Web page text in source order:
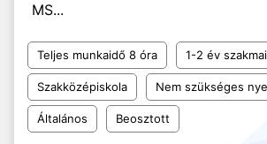
MS...
Teljes munkaidő 8 óra 1-2 év
Szakközépiskola Nem szükséges
Általános Beosztott